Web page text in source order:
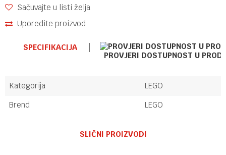
Sačuvajte u listi želja
Uporedite proizvod
SPECIFIKACIJA
PROVJERI DOSTUPNOST U
Kategorija
LEGO
Brend
LEGO
SLIČNI PROIZVODI